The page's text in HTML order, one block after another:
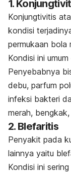
1.
Konjungtivitis
kondisi
permukaan bola
Kondisi ini
Penyebabnya
debu, parfum
infeksi bakteri
merah,
2. Blefaritis
Penyakit pada
lainnya yaitu
Kondisi ini